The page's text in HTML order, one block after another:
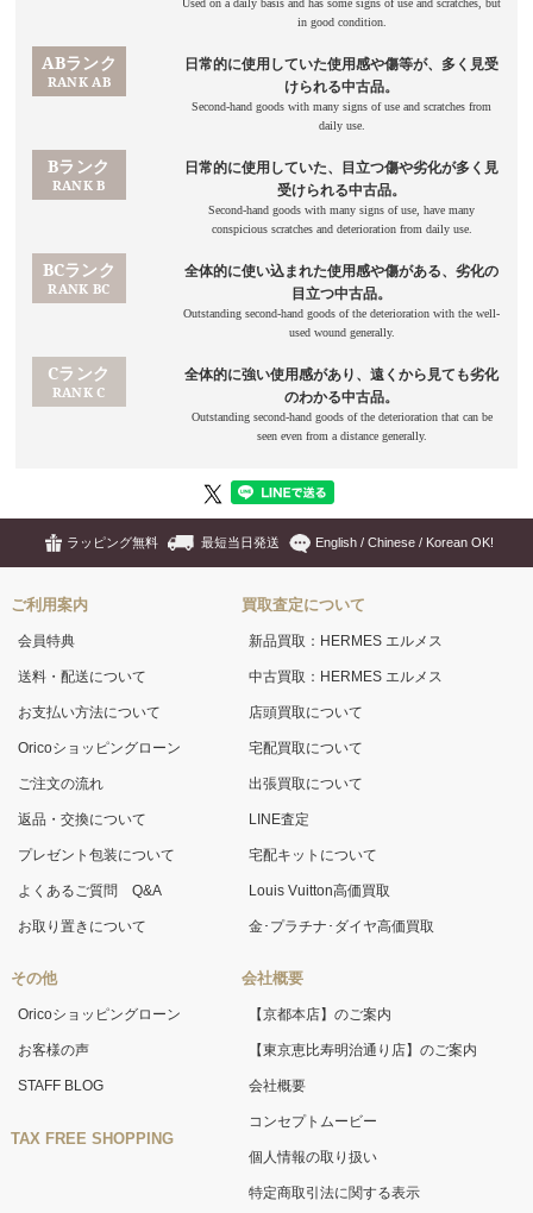
ラッピング無料 最短当日発送 English / Chinese / Korean OK!
ご利用案内
会員特典
送料・配送について
お支払い方法について
Oricoショッピングローン
ご注文の流れ
返品・交換について
プレゼント包装について
よくあるご質問 Q&A
お取り置きについて
その他
Oricoショッピングローン
お客様の声
STAFF BLOG
TAX FREE SHOPPING
買取査定について
新品買取：HERMES エルメス
中古買取：HERMES エルメス
店頭買取について
宅配買取について
出張買取について
LINE査定
宅配キットについて
Louis Vuitton高価買取
金･プラチナ･ダイヤ高価買取
会社概要
【京都本店】のご案内
【東京恵比寿明治通り店】のご案内
会社概要
コンセプトムービー
個人情報の取り扱い
特定商取引法に関する表示